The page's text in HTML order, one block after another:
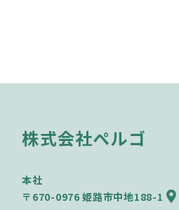
株式会社ペルゴ
本社
〒670-0976 姫路市中地188-1